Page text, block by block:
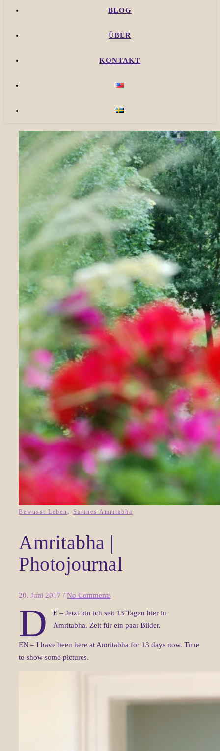
BLOG
ÜBER
KONTAKT
Bewusst Leben , Sarines Amritabha
Amritabha |
Photojournal
20. Juni 2017 / No Comments
D
E – Jetzt bin ich seit 13 Tagen hier in
Amritabha. Zeit für ein paar Bilder.
EN – I have been here at Amritabha for 13 days now. Time
to show some pictures.